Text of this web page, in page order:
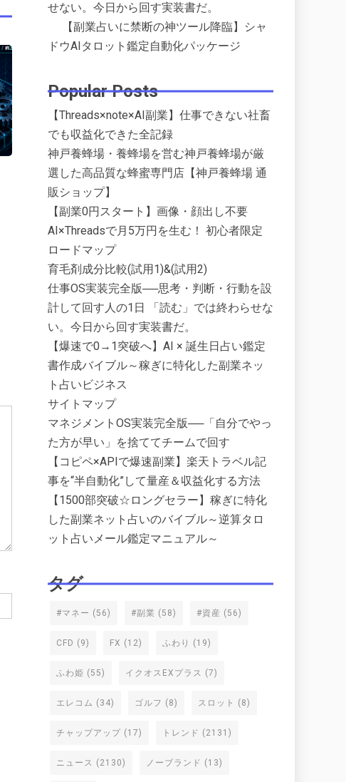
せない。今日から回す実装書だ。
【副業占いに禁断の神ツール降臨】シャ
ドウAIタロット鑑定自動化パッケージ
Popular Posts
【Threads×note×AI副業】仕事できない社畜
でも収益化できた全記録
神戸養蜂場・養蜂場を営む神戸養蜂場が厳
選した高品質な蜂蜜専門店【神戸養蜂場 通
販ショップ】
【副業0円スタート】画像・顔出し不要
AI×Threadsで月5万円を生む！ 初心者限定
ロードマップ
育毛剤成分比較(試用1)&(試用2)
仕事OS実装完全版──思考・判断・行動を設
計して回す人の1日 「読む」では終わらせな
い。今日から回す実装書だ。
【爆速で0→1突破へ】AI × 誕生日占い鑑定
書作成バイブル～稼ぎに特化した副業ネッ
ト占いビジネス
サイトマップ
マネジメントOS実装完全版──「自分でやっ
た方が早い」を捨ててチームで回す
【コピペ×APIで爆速副業】楽天トラベル記
事を“半自動化”して量産＆収益化する方法
【1500部突破☆ロングセラー】稼ぎに特化
した副業ネット占いのバイブル～逆算タロ
ット占いメール鑑定マニュアル～
タグ
#マネー (56) #副業 (58) #資産 (56)
CFD (9) FX (12) ふわり (19)
ふわ姫 (55) イクオスEXプラス (7)
エレコム (34) ゴルフ (8) スロット (8)
チャップアップ (17) トレンド (2131)
ニュース (2130) ノーブランド (13)